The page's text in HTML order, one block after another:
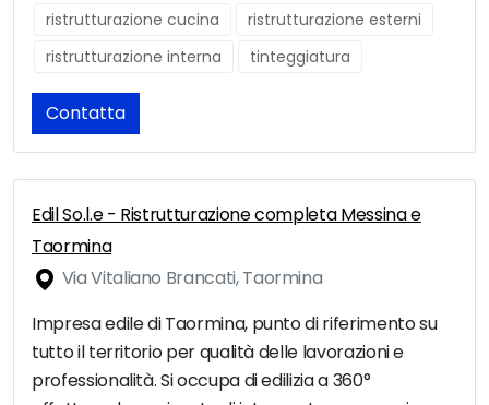
ristrutturazione cucina
ristrutturazione esterni
ristrutturazione interna
tinteggiatura
Contatta
Edil So.l.e - Ristrutturazione completa Messina e
Taormina
Via Vitaliano Brancati, Taormina
Impresa edile di Taormina, punto di riferimento su
tutto il territorio per qualità delle lavorazioni e
professionalità. Si occupa di edilizia a 360°